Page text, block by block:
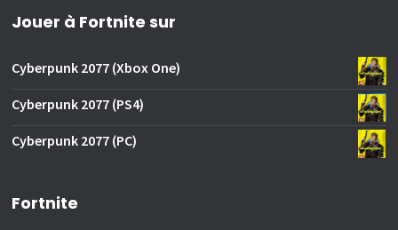
Jouer à Fortnite sur
Cyberpunk 2077 (Xbox One)
Cyberpunk 2077 (PS4)
Cyberpunk 2077 (PC)
Fortnite